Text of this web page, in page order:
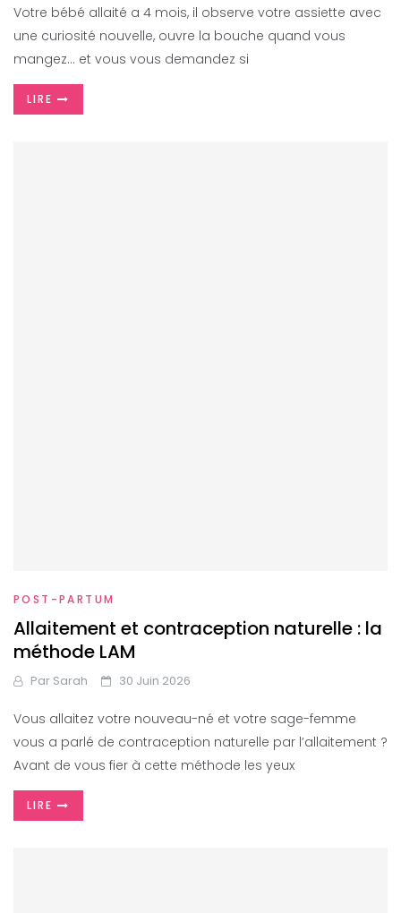
Votre bébé allaité a 4 mois, il observe votre assiette avec
une curiosité nouvelle, ouvre la bouche quand vous
mangez… et vous vous demandez si
LIRE
POST-PARTUM
Allaitement et contraception naturelle : la
méthode LAM
Par Sarah 30 Juin 2026
Vous allaitez votre nouveau-né et votre sage-femme
vous a parlé de contraception naturelle par l’allaitement ?
Avant de vous fier à cette méthode les yeux
LIRE